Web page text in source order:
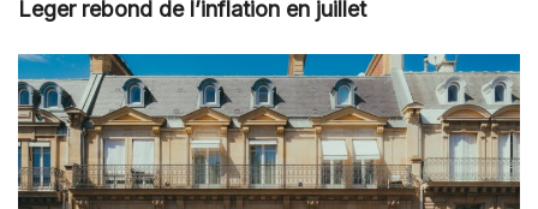
Leger rebond de l’inflation en juillet